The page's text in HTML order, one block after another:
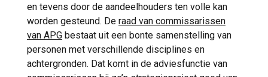
en tevens door de aandeelhouders ten volle kan
worden gesteund. De raad van commissarissen
van APG bestaat uit een bonte samenstelling van
personen met verschillende disciplines en
achtergronden. Dat komt in de adviesfunctie van